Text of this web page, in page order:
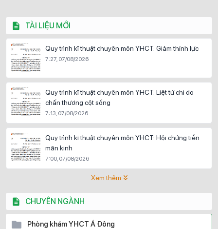
TÀI LIỆU MỚI
Quy trình kĩ thuật chuyên môn YHCT: Giảm thính lực
7:27, 07/08/2026
Quy trình kĩ thuật chuyên môn YHCT: Liệt tứ chi do
chấn thương cột sống
7:13, 07/08/2026
Quy trình kĩ thuật chuyên môn YHCT: Hội chứng tiền
mãn kinh
7:00, 07/08/2026
Xem thêm
CHUYÊN NGÀNH
Phòng khám YHCT Á Đông